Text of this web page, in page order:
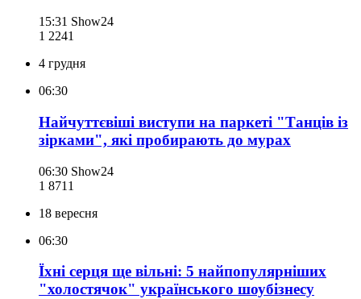
15:31 Show24
1 2241
4 грудня
06:30
Найчуттєвіші виступи на паркеті "Танців із
зірками", які пробирають до мурах
06:30 Show24
1 871 1
18 вересня
06:30
Їхні серця ще вільні: 5 найпопулярніших
"холостячок" українського шоубізнесу